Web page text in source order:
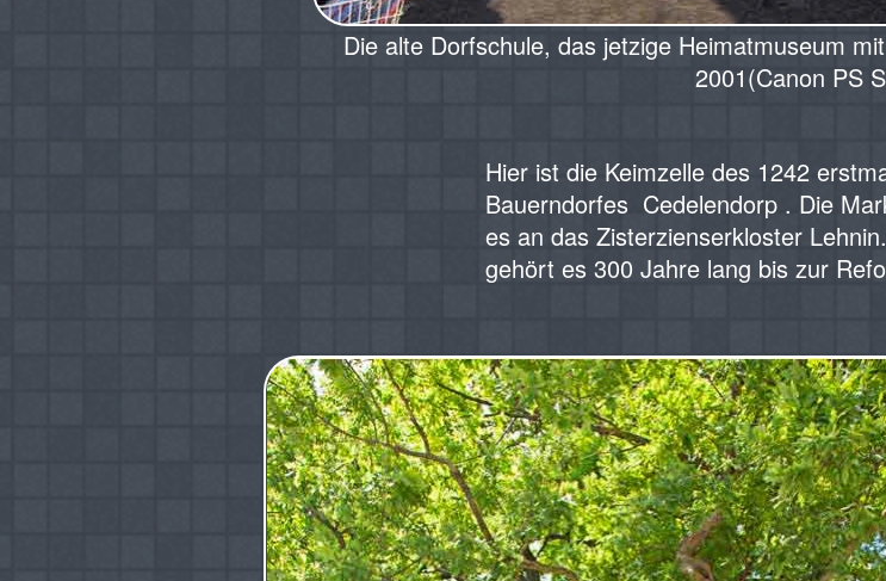
Die alte Dorfschule, das jetzige Heimatmuseum
2001(Canon PS
‍Hier ist die Keimzelle des 1242
Bauerndorfes Cedelendorp . Die
es an das Zisterzienserkloster
gehört es 300 Jahre lang bis zur